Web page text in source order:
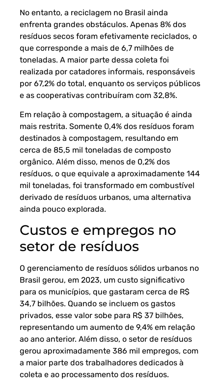
No entanto, a reciclagem no Brasil ainda
enfrenta grandes obstáculos. Apenas 8% dos
resíduos secos foram efetivamente reciclados, o
que corresponde a mais de 6,7 milhões de
toneladas. A maior parte dessa coleta foi
realizada por catadores informais, responsáveis
por 67,2% do total, enquanto os serviços públicos
e as cooperativas contribuíram com 32,8%.
Em relação à compostagem, a situação é ainda
mais restrita. Somente 0,4% dos resíduos foram
destinados à compostagem, resultando em
cerca de 85,5 mil toneladas de composto
orgânico. Além disso, menos de 0,2% dos
resíduos, o que equivale a aproximadamente 144
mil toneladas, foi transformado em combustível
derivado de resíduos urbanos, uma alternativa
ainda pouco explorada.
Custos e empregos no
setor de resíduos
O gerenciamento de resíduos sólidos urbanos no
Brasil gerou, em 2023, um custo significativo
para os municípios, que gastaram cerca de R$
34,7 bilhões. Quando se incluem os gastos
privados, esse valor sobe para R$ 37 bilhões,
representando um aumento de 9,4% em relação
ao ano anterior. Além disso, o setor de resíduos
gerou aproximadamente 386 mil empregos, com
a maior parte dos trabalhadores dedicados à
coleta e ao processamento dos resíduos.